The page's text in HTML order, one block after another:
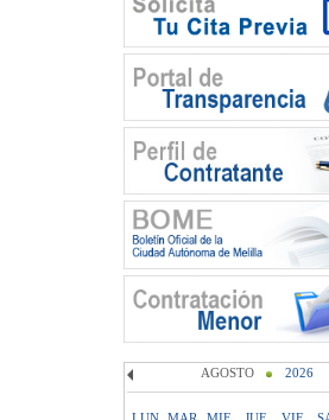
AGOSTO 2026